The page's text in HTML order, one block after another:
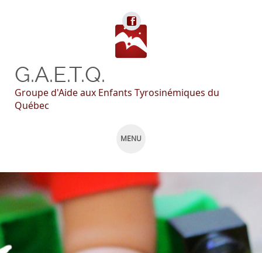
G.A.E.T.Q.
Groupe d'Aide aux Enfants Tyrosinémiques du
Québec
MENU
TO
CONTENT